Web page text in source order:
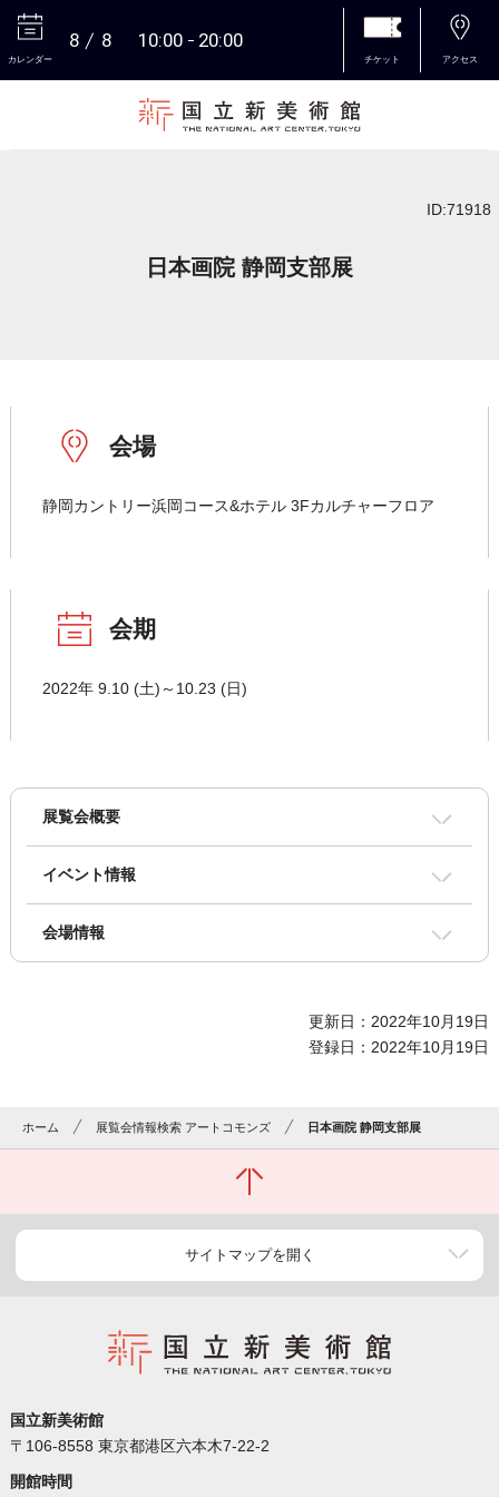
カレンダー
8 8 10:00 20:00
チケット アクセス
ID:71918
日本画院 静岡支部展
会場
静岡カントリー浜岡コース&ホテル 3Fカルチャーフロア
会期
2022年 9.10 (土)～10.23 (日)
展覧会概要
イベント情報
会場情報
更新日：2022年10月19日
登録日：2022年10月19日
ホーム 展覧会情報検索 アートコモンズ 日本画院 静岡支部展
サイトマップを開く
国立新美術館
〒106-8558 東京都港区六本木7-22-2
開館時間